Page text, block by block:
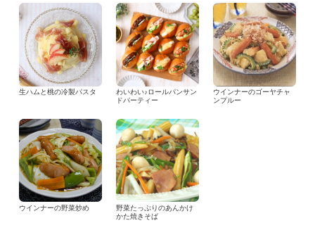
生ハムと桃の冷製パスタ
わいわい♪ロールパンサン
ドパーティー
ウインナーのゴーヤチャ
ンプルー
ウインナーの野菜炒め
野菜たっぷりのあんかけ
かた焼きそば